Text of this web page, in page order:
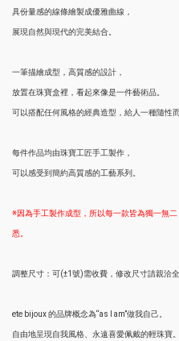
具份量感的線條繪製成優雅曲線，
展現自然與現代的完美結合。
一筆描繪成型，高質感的設計，
放置在珠寶盒裡，看起來像是一件藝術品。
可以搭配任何風格的經典造型，給人一種隨性
每件作品均由珠寶工匠手工製作，
可以感受到簡約高質感的工藝系列。
※因為手工製作成型，所以每一款皆為獨一無
悉。
調整尺寸：可(±1號)需收費，修改尺寸請親洽全
ete bijoux 的品牌概念為“as I am”做我自己。
自由地呈現自我風格、永遠喜愛佩戴的輕珠寶。